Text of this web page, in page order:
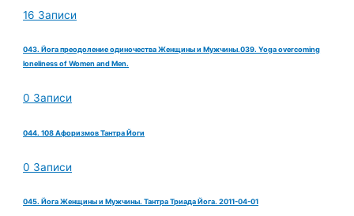
16 Записи
043. Йога преодоление одиночества Женщины и Мужчины.039. Yoga overcoming
loneliness of Women and Men.
0 Записи
044. 108 Афоризмов Тантра Йоги
0 Записи
045. Йога Женщины и Мужчины. Тантра Триада Йога. 2011-04-01